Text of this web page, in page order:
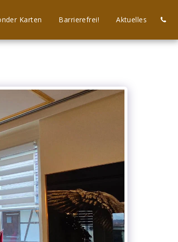
Karten Barrierefrei! Aktuelles